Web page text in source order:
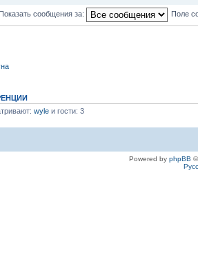
Показать сообщения за: Поле
wyle и гости: 3
Powered by phpBB